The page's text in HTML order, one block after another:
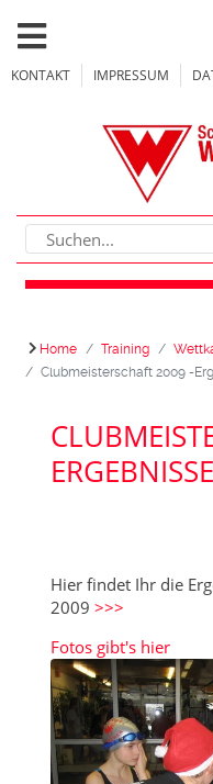
KONTAKT IMPRESSUM
Home Training
Clubmeisterschaft 2009 -
ERGEBNISSE
Hier findet Ihr die
2009 >>>
Fotos gibt's hier